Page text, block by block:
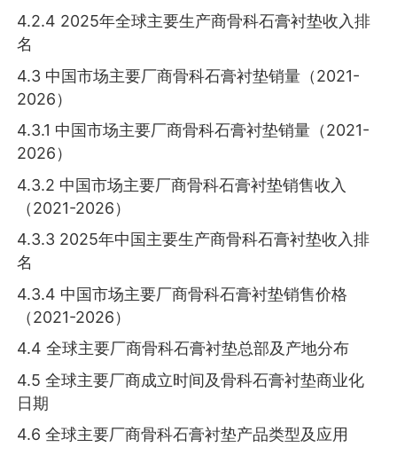
4.2.4 2025年全球主要生产商骨科石膏衬垫收入排
名
4.3 中国市场主要厂商骨科石膏衬垫销量（2021-
2026）
4.3.1 中国市场主要厂商骨科石膏衬垫销量（2021-
2026）
4.3.2 中国市场主要厂商骨科石膏衬垫销售收入
（2021-2026）
4.3.3 2025年中国主要生产商骨科石膏衬垫收入排
名
4.3.4 中国市场主要厂商骨科石膏衬垫销售价格
（2021-2026）
4.4 全球主要厂商骨科石膏衬垫总部及产地分布
4.5 全球主要厂商成立时间及骨科石膏衬垫商业化
日期
4.6 全球主要厂商骨科石膏衬垫产品类型及应用